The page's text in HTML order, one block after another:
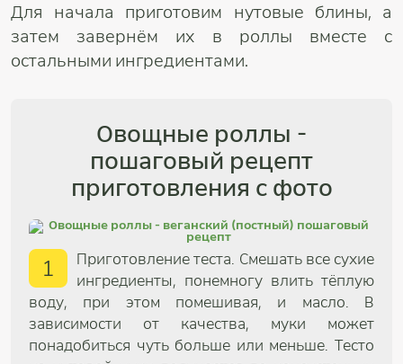
Для начала приготовим нутовые блины, а
затем завернём их в роллы вместе с
остальными ингредиентами.
Овощные роллы -
пошаговый рецепт
приготовления с фото
1
Приготовление теста. Смешать все сухие
ингредиенты, понемногу влить тёплую
воду, при этом помешивая, и масло. В
зависимости от качества, муки может
понадобиться чуть больше или меньше. Тесто